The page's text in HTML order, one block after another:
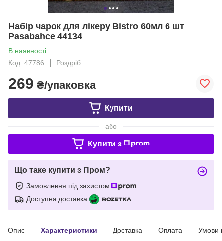
Набір чарок для лікеру Bistro 60мл 6 шт
Pasabahce 44134
В наявності
Код: 47786
Роздріб
269 ₴/упаковка
Купити
або
Купити з
Що таке купити з Пром?
Замовлення під захистом
Доступна доставка
Опис Характеристики Доставка Оплата Умови